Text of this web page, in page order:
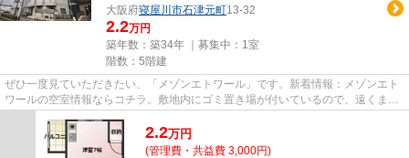
大阪府寝屋川市石津元町13-32
2.2万円
築年数：築34年 ｜募集中： 1室
階数：5階建
ぜひ一度見ていただきたい、「メゾンエトワール」です。新着情報：メゾンエト
ワールの空室情報ならコチラ。敷地内にゴミ置き場が付いているので、遠くまで
2.2万円
(管理費・共益費 3,000円)